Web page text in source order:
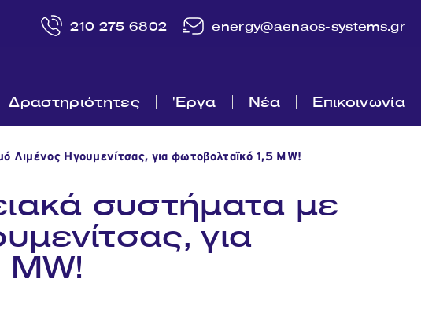
210 275 6802 energy@aenaos-systems.gr
Δραστηριότητες 'Εργα Νέα Επικοινωνία
Ηγουμενίτσας, για φωτοβολταϊκό 1,5 MW!
συστήματα με
για